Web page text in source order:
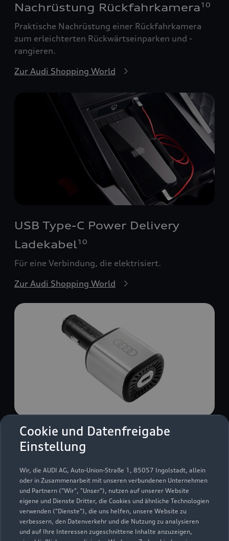
Cookie und Datenfreigabe
Einstellung
Wir, die AUDI AG, Auto-Union-Straße 1, 85057 Ingolstadt, allein
oder in Zusammenarbeit mit unseren verbundenen Unternehmen
und Partnern ("Wir", "Unser"), nutzen auf unserer Website
eigene und Dienste Dritter, die Cookies und ähnliche Technologien
verwenden ("Dienste"), die uns helfen, unsere Website zu
verbessern, den Datenverkehr und die Nutzung zu analysieren
und auf Ihre Interessen zugeschnittene Inhalte anzuzeigen,
Nachrüstung Rückfahrkamera 10
Praktische Nachrüstung einer Rückfahrkamera
zum erleichterten Rückwärtseinparken und -
rangieren.
Zur Audi Shopping World
USB Type-C Power Delivery
Ladekabel10
Für eine Verbindung, die elektrisiert.
Zur Audi Shopping World
USB Power-Ladegerät
USB Power-Ladegerät für schnelles und
komfortables Laden von Mobiltelefonen, Tablets
oder Laptops.
Zur Audi Shopping World